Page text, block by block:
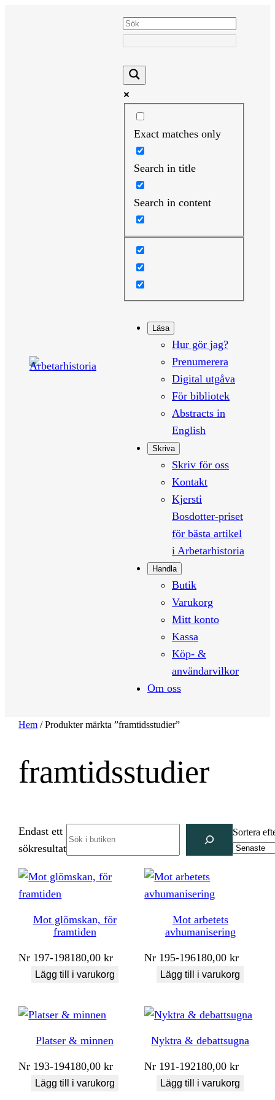
Exact matches only
Search in title
Search in content
Läsa
Hur gör jag?
Prenumerera
Digital utgåva
För bibliotek
Abstracts in
English
Skriva
Skriv för oss
Kontakt
Kjersti
Bosdotter-priset
för bästa artikel
i Arbetarhistoria
Handla
Butik
Varukorg
Mitt konto
Kassa
Köp- &
användarvilkor
Om oss
Hem / Produkter märkta ”framtidsstudier”
framtidsstudier
Endast ett
sökresultat
Sortera
Mot glömskan, för
framtiden
Nr 197-198180,00kr
Lägg till i varukorg
Mot arbetets
avhumanisering
Nr 195-196180,00kr
Lägg till i varukorg
Platser & minnen
Nr 193-194180,00kr
Lägg till i varukorg
Nyktra & debattsugna
Nr 191-192180,00kr
Lägg till i varukorg